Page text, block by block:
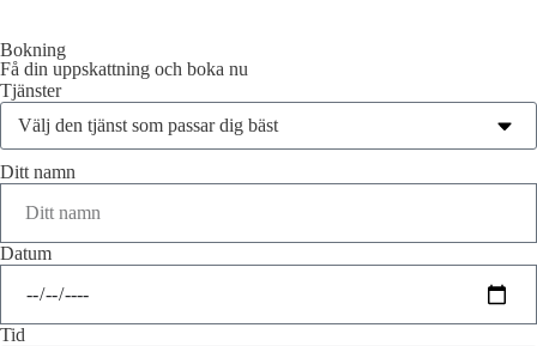
Bokning
Få din uppskattning och boka nu
Tjänster
Ditt namn
Datum
Tid